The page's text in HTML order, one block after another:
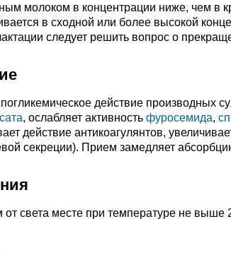
молоком в концентрации ниже, чем в
в сходной или более высокой
следует решить вопрос о
действие производных
, ослабляет активность фуросемида,
действие антикоагулянтов,
секреции). Прием замедляет
света месте при температуре не выше